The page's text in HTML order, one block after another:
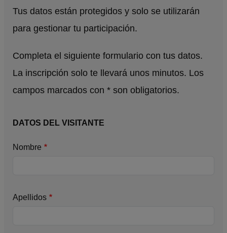
Tus datos están protegidos y solo se utilizarán
para gestionar tu participación.
Completa el siguiente formulario con tus datos.
La inscripción solo te llevará unos minutos. Los
campos marcados con * son obligatorios.
DATOS DEL VISITANTE
Nombre
Apellidos